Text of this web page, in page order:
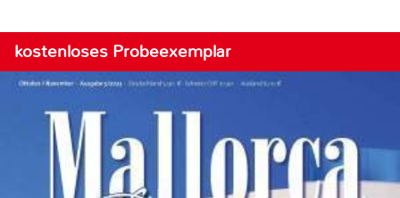
kostenloses Probeexemplar